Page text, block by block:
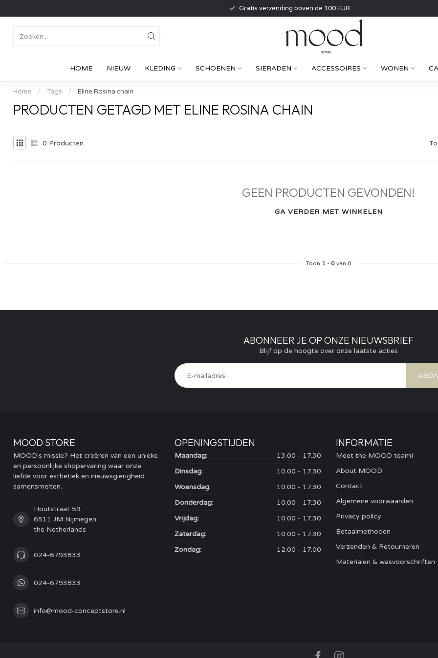
Gratis verzending boven de 100 EUR
HOME NIEUW KLEDING SCHOENEN SIERADEN ACCESSOIRES WONEN
Home / Tags / Eline Rosina chain
PRODUCTEN GETAGD MET ELINE ROSINA CHAIN
0 Producten
GEEN PRODUCTEN GEVONDEN!
GA VERDER MET WINKELEN
Toon 1 - 0van 0
ABONNEER JE OP ONZE NIEUWSBRIEF
Blijf op de hoogte over onze laatste acties
MOOD STORE
MOOD's missie? Het creëren van een unieke
en persoonlijke shopervaring waar onze
liefde voor esthetiek en nieuwsgierigheid
samensmelten.
Houtstraat 59
6511 JM Nijmegen
the Netherlands
024-6793833
024-6793833
info@mood-conceptstore.nl
OPENINGSTIJDEN
Maandag:
13.00 - 17.30
Dinsdag:
10.00 - 17.30
Woensdag:
10.00 - 17.30
Donderdag:
10.00 - 17.30
Vrijdag:
10.00 - 17.30
Zaterdag:
10.00 - 17.30
Zondag:
12.00 - 17.00
INFORMATIE
Meet the MOOD team!
About MOOD
Contact
Algemene voorwaarden
Privacy policy
Betaalmethoden
Verzenden & Retourneren
Materialen & wasvoorschriften